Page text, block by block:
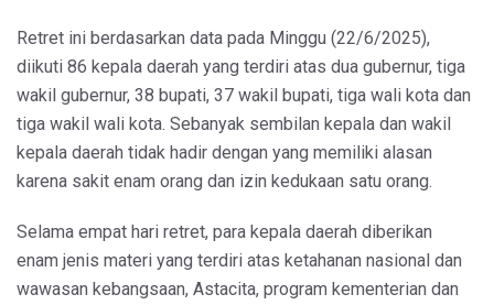
Retret ini berdasarkan data pada Minggu (22/6/2025),
diikuti 86 kepala daerah yang terdiri atas dua gubernur, tiga
wakil gubernur, 38 bupati, 37 wakil bupati, tiga wali kota dan
tiga wakil wali kota. Sebanyak sembilan kepala dan wakil
kepala daerah tidak hadir dengan yang memiliki alasan
karena sakit enam orang dan izin kedukaan satu orang.
Selama empat hari retret, para kepala daerah diberikan
enam jenis materi yang terdiri atas ketahanan nasional dan
wawasan kebangsaan, Astacita, program kementerian dan